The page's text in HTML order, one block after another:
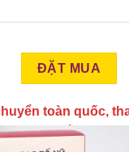
toàn quốc,
nhận và kiểm tra